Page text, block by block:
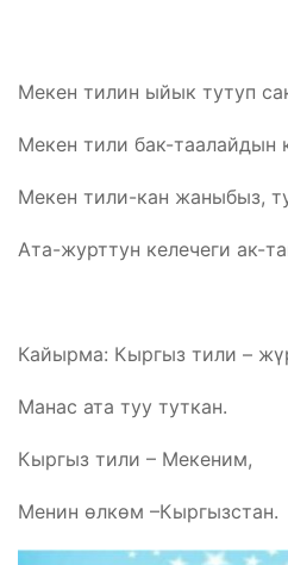
Мекен тилин ыйык тутуп
Мекен тили бак-таалайдын
Мекен тили-кан жаныбыз,
Ата-журттун келечеги ак-
Кайырма: Кыргыз тили –
Манас ата туу туткан.
Кыргыз тили – Мекеним,
Менин өлкөм –Кыргызстан.